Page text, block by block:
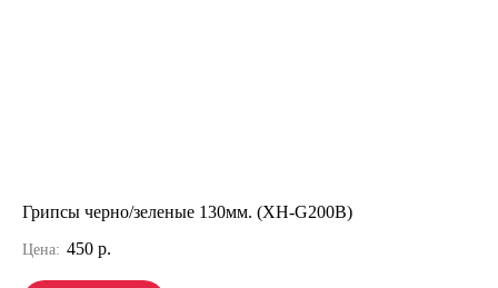
Грипсы черно/зеленые 130мм. (XH-G200B)
Цена: 450 р.